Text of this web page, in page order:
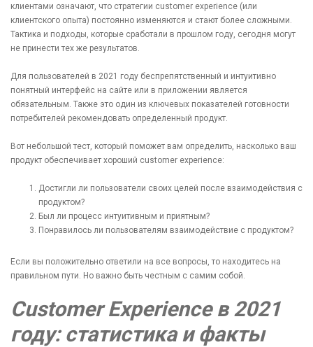
клиентами означают, что стратегии customer experience (или
клиентского опыта) постоянно изменяются и стают более сложными.
Тактика и подходы, которые сработали в прошлом году, сегодня могут
не принести тех же результатов.
Для пользователей в 2021 году беспрепятственный и интуитивно
понятный интерфейс на сайте или в приложении является
обязательным. Также это один из ключевых показателей готовности
потребителей рекомендовать определенный продукт.
Вот небольшой тест, который поможет вам определить, насколько ваш
продукт обеспечивает хороший customer experience:
Достигли ли пользователи своих целей после взаимодействия с
продуктом?
Был ли процесс интуитивным и приятным?
Понравилось ли пользователям взаимодействие с продуктом?
Если вы положительно ответили на все вопросы, то находитесь на
правильном пути. Но важно быть честным с самим собой.
Customer Experience в 2021
году: статистика и факты